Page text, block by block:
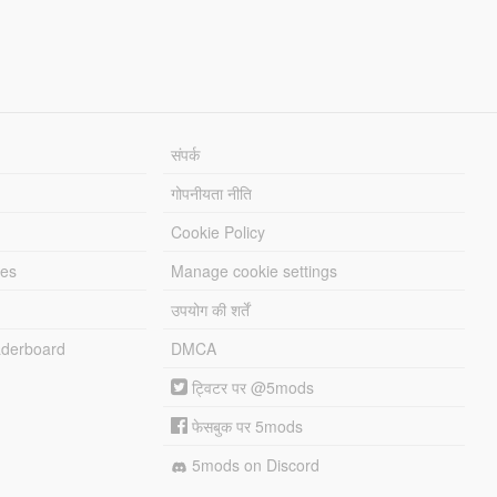
संपर्क
गोपनीयता नीति
Cookie Policy
Manage cookie settings
उपयोग की शर्तें
DMCA
ट्विटर पर @5mods
फेसबुक पर 5mods
5mods on Discord